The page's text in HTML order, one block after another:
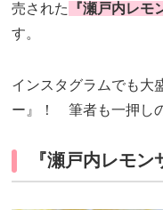
売された
『瀬戸内レモ
す。
インスタグラムでも大
ー』！ 筆者も一押し
『瀬戸内レモ